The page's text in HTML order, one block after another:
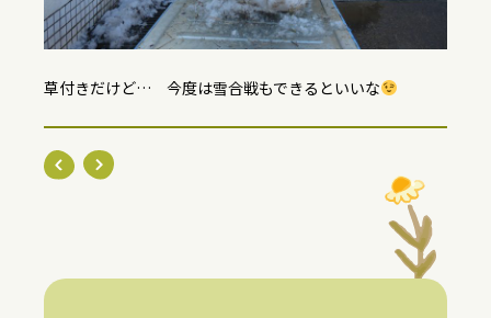
草付きだけど… 今度は雪合戦もできるといいな